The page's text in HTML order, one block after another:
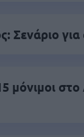
Σενάριο
στο